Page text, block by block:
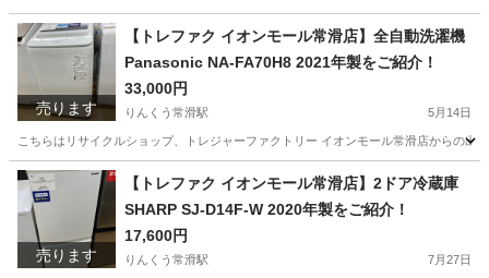
愛知 常滑市 りんくう常滑駅 ダイニングセット トレファク
売ります
【トレファク イオンモール常滑店】全自動洗濯機
Panasonic NA-FA70H8 2021年製をご紹介！
33,000円
りんくう常滑駅 5月14日
こちらはリサイクルショップ、トレジャーファクトリー イオンモール常滑店からの
愛知 常滑市 りんくう常滑駅 トレファク
売ります
【トレファク イオンモール常滑店】2ドア冷蔵庫
SHARP SJ-D14F-W 2020年製をご紹介！
17,600円
りんくう常滑駅 7月27日